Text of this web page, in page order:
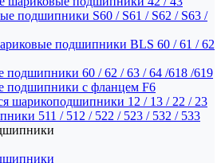
подшипники S60 / S61 / S62 / S63 /
подшипники BLS 60 / 61 / 62
60 / 62 / 63 / 64 /618 /619
подшипники с фланцем F6
шарикоподшипники 12 / 13 / 22 / 23
511 / 512 / 522 / 523 / 532 / 533